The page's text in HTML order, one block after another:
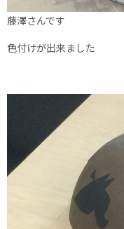
藤澤さんです
色付けが出来ました